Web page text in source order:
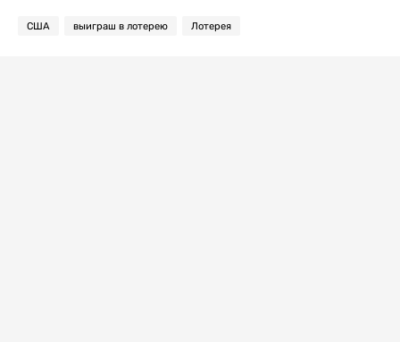
США выиграш в лотерею Лотерея